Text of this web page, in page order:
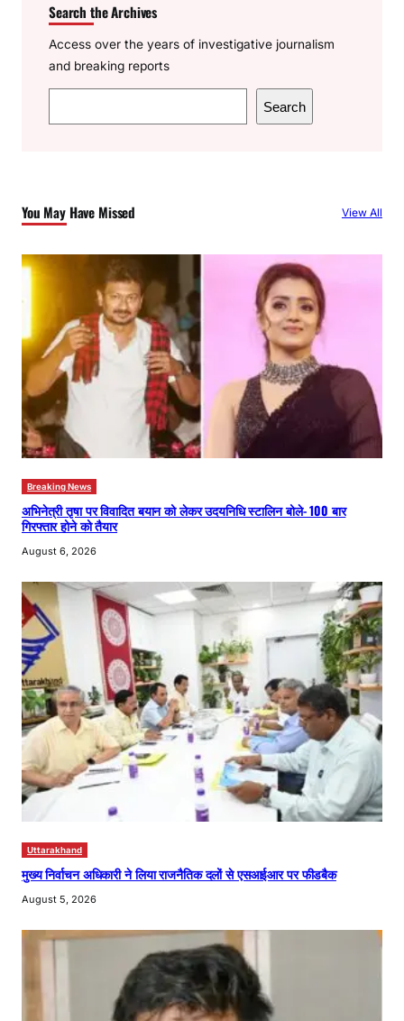
Search the Archives
Access over the years of investigative journalism
and breaking reports
e
h
Search
You May Have Missed View All
Breaking News
अभिनेत्री तृषा पर विवादित बयान को लेकर उदयनिधि स्टालिन बोले- 100 बार
गिरफ्तार होने को तैयार
August 6, 2026
Uttarakhand
मुख्य निर्वाचन अधिकारी ने लिया राजनैतिक दलों से एसआईआर पर फीडबैक
August 5, 2026